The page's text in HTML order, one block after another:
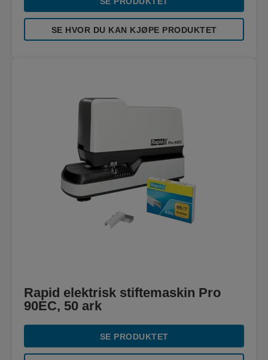
SE HVOR DU KAN KJØPE PRODUKTET
Rapid elektrisk stiftemaskin Pro
90EC, 50 ark
SE PRODUKTET